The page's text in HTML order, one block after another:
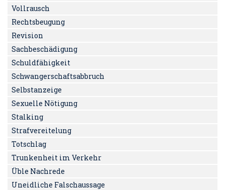
Vollrausch
Rechtsbeugung
Revision
Sachbeschädigung
Schuldfähigkeit
Schwangerschaftsabbruch
Selbstanzeige
Sexuelle Nötigung
Stalking
Strafvereitelung
Totschlag
Trunkenheit im Verkehr
Üble Nachrede
Uneidliche Falschaussage